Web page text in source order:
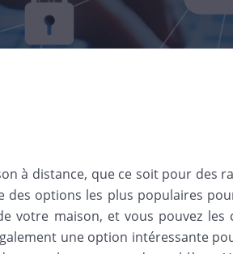
à distance, que ce soit pour des
options les plus populaires
votre maison, et vous pouvez
une option intéressante